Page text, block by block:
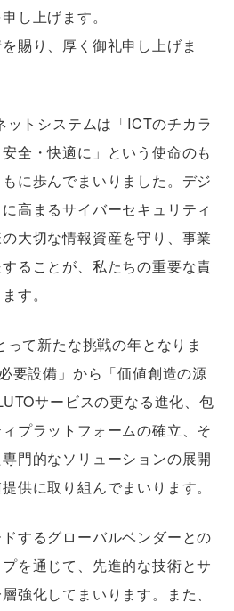
し上げます。
賜り、厚く御礼申し上げま
トシステムは「ICTのチカラ
全・快適に」という使命のも
に歩んでまいりました。デジ
高まるサイバーセキュリティ
大切な情報資産を守り、事業
ることが、私たちの重要な責
す。
て新たな挑戦の年となりま
要設備」から「価値創造の源
サービスの更なる進化、包
プラットフォームの確立、そ
門的なソリューションの展開
供に取り組んでまいります。
するグローバルベンダーとの
を通じて、先進的な技術とサ
強化してまいります。また、